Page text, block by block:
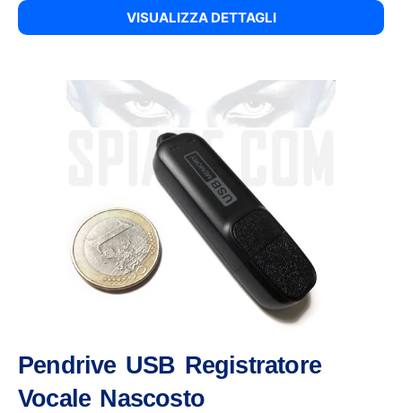
VISUALIZZA DETTAGLI
Pendrive USB Registratore
Vocale Nascosto